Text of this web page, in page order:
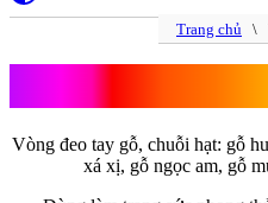
Trang chủ \
Vòng đeo tay gỗ, chuỗi hạt: gỗ
xá xị, gỗ ngọc am, gỗ